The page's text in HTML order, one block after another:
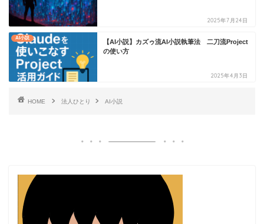
2025年7月24日
AI小説
【AI小説】カズゥ流AI小説執筆法 二刀流Project
の使い方
2025年4月3日
HOME 法人ひとり AI小説